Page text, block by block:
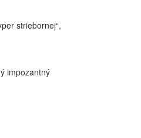
striebornej“,
impozantný